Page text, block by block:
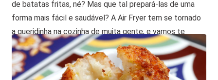
de batatas fritas, né? Mas que tal prepará-las de uma
forma mais fácil e saudável? A Air Fryer tem se tornado
a queridinha na cozinha de muita gente, e vamos te
contar por quê, além de compartilhar uma receita
simples para você aproveitar esse